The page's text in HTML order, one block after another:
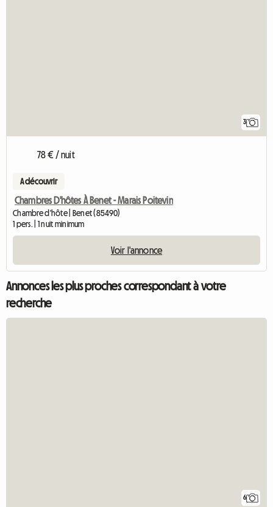
3
78 € / nuit
A découvrir
Chambres D'hôtes À Benet - Marais Poitevin
Chambre d'hôte | Benet (85490)
1 pers. | 1 nuit minimum
Voir l'annonce
Annonces les plus proches correspondant à votre
recherche
6